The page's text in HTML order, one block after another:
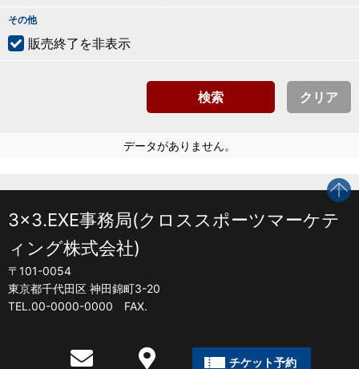
その他
販売終了を非表示
検索 クリア
データがありません。
3x3.EXE事務局(クロススポーツマーケテ
ィング株式会社)
〒101-0054
東京都千代田区 神田錦町3-20
TEL.00-0000-0000 FAX.
チケット予約